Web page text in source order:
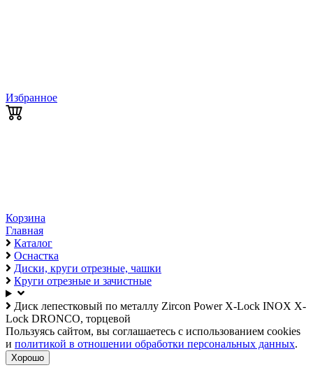
Избранное
Корзина
Главная
Каталог
Оснастка
Диски, круги отрезные, чашки
Круги отрезные и зачистные
Диск лепестковый по металлу Zircon Power X-Lock INOX X-
Lock DRONCO, торцевой
Пользуясь сайтом, вы соглашаетесь с использованием cookies
и политикой в отношении обработки персональных данных.
Хорошо